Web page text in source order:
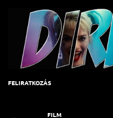
Ugrás a
FELIRATKOZÁS
FILM